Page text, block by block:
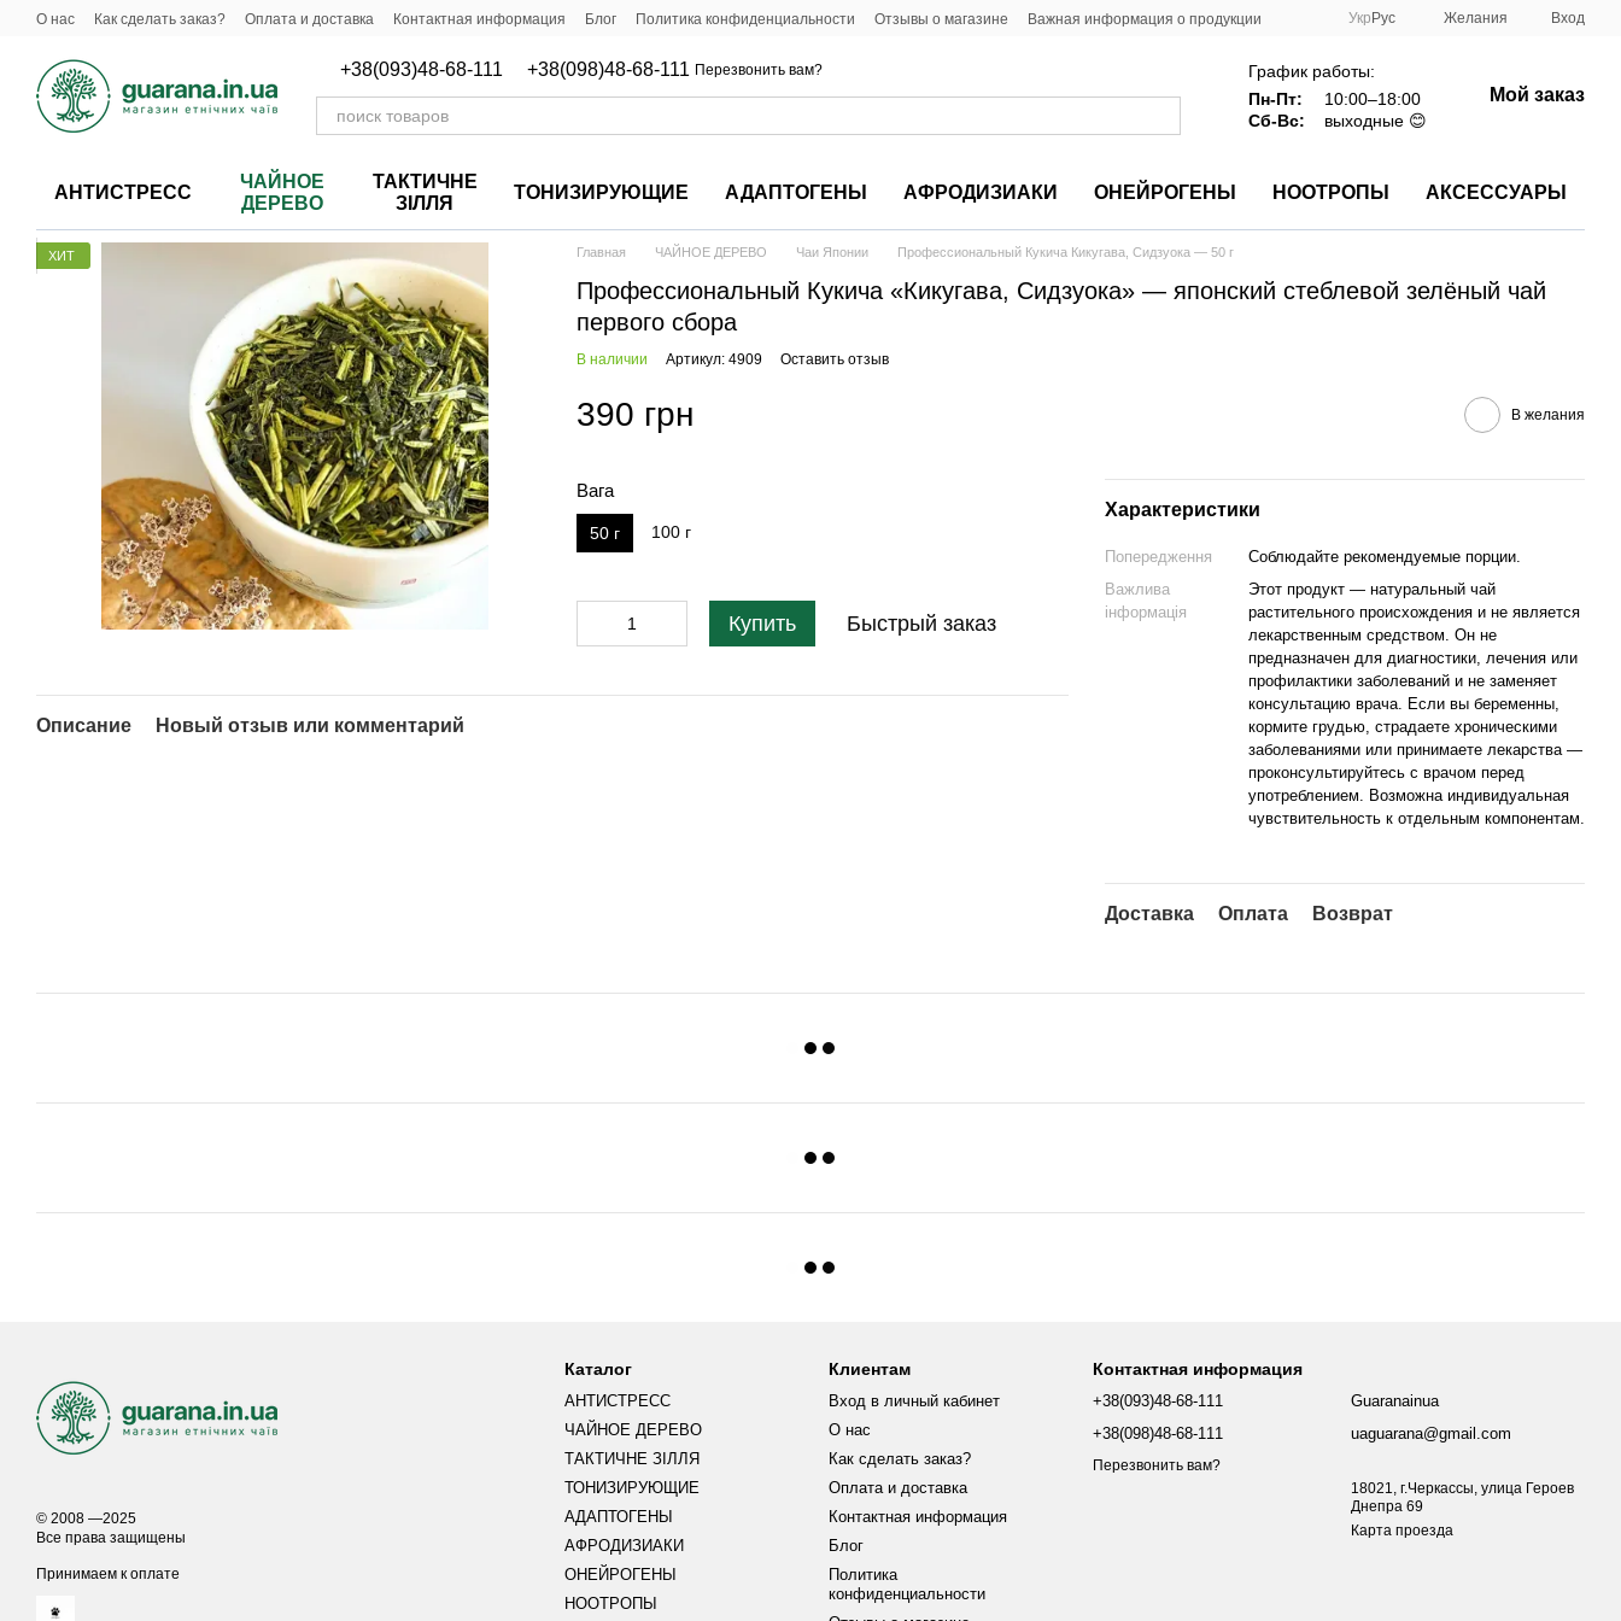
Перейти к основному контенту
О нас Как сделать заказ? Оплата и доставка Контактная информация Блог Политика конфиденциальности Отзывы о магазине Важная информация о продукции Укр Рус Желания Вход
+38(093)48-68-111 +38(098)48-68-111 Перезвонить вам?
График работы:
Пн-Пт:
10:00–18:00
Сб-Вс:
выходные 😊
Мой заказ
АНТИСТРЕСС
ЧАЙНОЕ
ДЕРЕВО
ТАКТИЧНЕ
ЗІЛЛЯ
ТОНИЗИРУЮЩИЕ АДАПТОГЕНЫ АФРОДИЗИАКИ ОНЕЙРОГЕНЫ НООТРОПЫ АКСЕССУАРЫ
ХИТ Главная ЧАЙНОЕ ДЕРЕВО Чаи Японии Профессиональный Кукича Кикугава, Сидзуока — 50 г
Профессиональный Кукича «Кикугава, Сидзуока» — японский стеблевой зелёный чай
первого сбора
В наличии Артикул: 4909 Оставить отзыв
390 грн В желания
Вага
50 г 100 г
Купить Быстрый заказ
Характеристики
Попередження
Соблюдайте рекомендуемые порции.
Важлива
інформація
Этот продукт — натуральный чай
растительного происхождения и не является
лекарственным средством. Он не
предназначен для диагностики, лечения или
профилактики заболеваний и не заменяет
консультацию врача. Если вы беременны,
кормите грудью, страдаете хроническими
заболеваниями или принимаете лекарства —
проконсультируйтесь с врачом перед
употреблением. Возможна индивидуальная
чувствительность к отдельным компонентам.
Доставка Оплата Возврат
Описание Новый отзыв или комментарий
© 2008 —2025
Все права защищены
Принимаем к оплате
Каталог
АНТИСТРЕСС
ЧАЙНОЕ ДЕРЕВО
ТАКТИЧНЕ ЗІЛЛЯ
ТОНИЗИРУЮЩИЕ
АДАПТОГЕНЫ
АФРОДИЗИАКИ
ОНЕЙРОГЕНЫ
НООТРОПЫ
Клиентам
Вход в личный кабинет
О нас
Как сделать заказ?
Оплата и доставка
Контактная информация
Блог
Политика
конфиденциальности
Контактная информация
+38(093)48-68-111
+38(098)48-68-111
Перезвонить вам?
Guaranainua
uaguarana@gmail.com
18021, г.Черкассы, улица Героев
Днепра 69
Карта проезда